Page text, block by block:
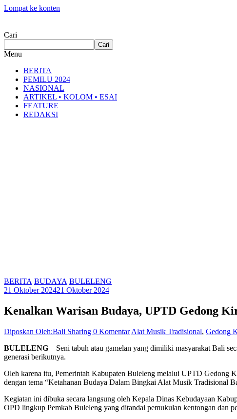
Lompat ke konten
Cari
Cari
Menu
BERITA
PEMILU 2024
NASIONAL
ARTIKEL • KOLOM • ESAI
FEATURE
REDAKSI
BERITA BUDAYA BULELENG
21 Oktober 202421 Oktober 2024
Kenalkan Warisan Budaya, UPTD Gedong
Diposkan Oleh:Bali Sharing 0 Komentar Alat Musik Tradisional, Gedong
BULELENG – Seni tabuh atau gamelan yang dimiliki masyarakat Bali
generasi berikutnya.
Oleh karena itu, Pemerintah Kabupaten Buleleng melalui UPTD Gedong
dengan tema “Ketahanan Budaya Dalam Bingkai Alat Musik Tradisional
Kegiatan ini dibuka secara langsung oleh Kepala Dinas Kebudayaan
OPD lingkup Pemkab Buleleng yang ditandai pemukulan kentongan dan